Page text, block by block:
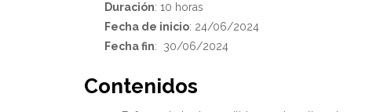
Duración: 10 horas
Fecha de inicio: 24/06/2024
Fecha fin: 30/06/2024
Contenidos